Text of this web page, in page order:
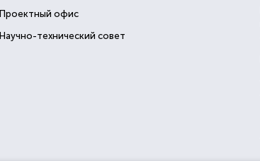
Проектный офис
Научно-технический совет